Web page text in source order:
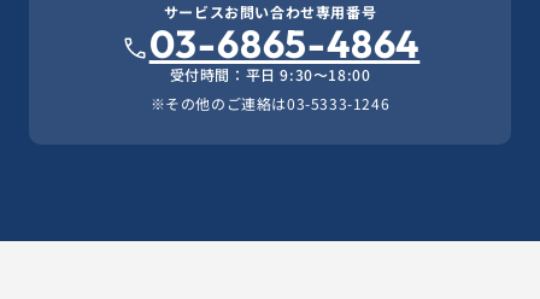
サービスお問い合わせ専用番号
03-6865-4864
受付時間：平日 9:30〜18:00
※その他のご連絡は03-5333-1246